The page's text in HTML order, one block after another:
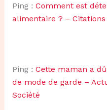
Ping : Comment est
alimentaire ? –
Ping : Cette maman a
de mode de garde –
Société